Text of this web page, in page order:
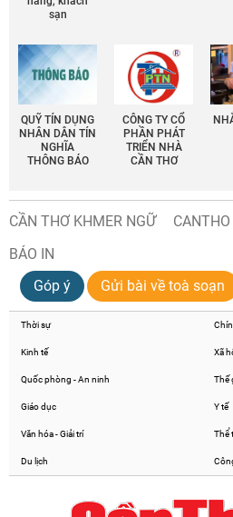
sạn
QUỸ TÍN DỤNG
NHÂN DÂN TÍN
NGHĨA
THÔNG BÁO
CÔNG TY CỔ
PHẦN PHÁT
TRIỂN NHÀ
CẦN THƠ
CẦN THƠ KHMER NGỮ
BÁO IN
Góp ý
Gửi bài về toà soạn
Thời sự
Kinh tế Xã
Quốc phòng - An ninh Thế
Giáo dục Y tế
Văn hóa - Giải trí Thể
Du lịch